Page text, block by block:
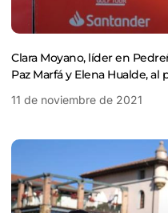
Clara Moyano, líder en
Paz Marfá y Elena Hualde, al
11 de noviembre de 2021